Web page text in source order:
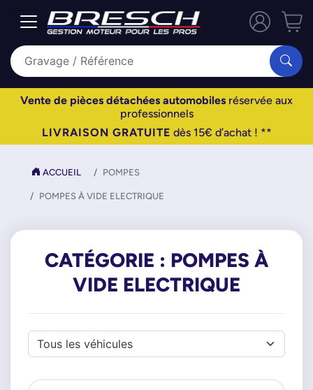
Vente de pièces détachées automobiles réservée aux
professionnels
LIVRAISON GRATUITE dès 15€ d’achat ! **
ACCUEIL POMPES
POMPES À VIDE ELECTRIQUE
CATÉGORIE : POMPES À
VIDE ELECTRIQUE